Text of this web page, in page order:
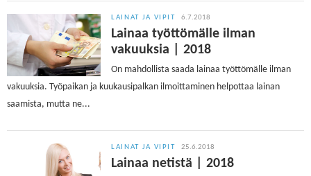
LAINAT JA VIPIT 6.7.2018
Lainaa työttömälle ilman
vakuuksia | 2018
On mahdollista saada lainaa työttömälle ilman
vakuuksia. Työpaikan ja kuukausipalkan ilmoittaminen helpottaa lainan
saamista, mutta ne...
LAINAT JA VIPIT 25.6.2018
Lainaa netistä | 2018